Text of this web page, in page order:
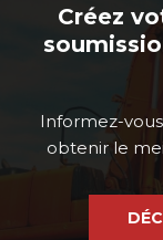
Créez
Informez-
obtenir le